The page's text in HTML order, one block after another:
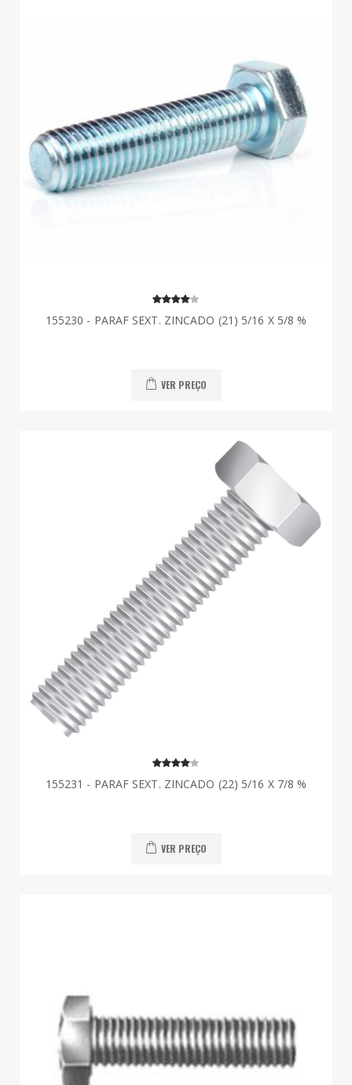
155230 - PARAF SEXT. ZINCADO (21) 5/16 X 5/8 %
VER PREÇO
155231 - PARAF SEXT. ZINCADO (22) 5/16 X 7/8 %
VER PREÇO